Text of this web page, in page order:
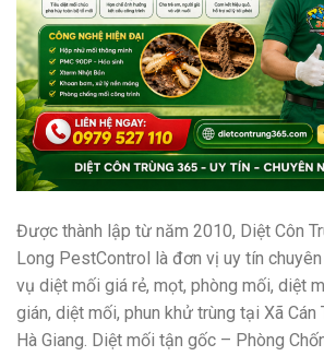
Được thành lập từ năm 2010, Diệt Côn
Long PestControl là đơn vị uy tín
vụ diệt mối giá rẻ, mọt, phòng mối, diệt
gián, diệt mối, phun khử trùng tại Xã Cán
Hà Giang. Diệt mối tận gốc – Phòng